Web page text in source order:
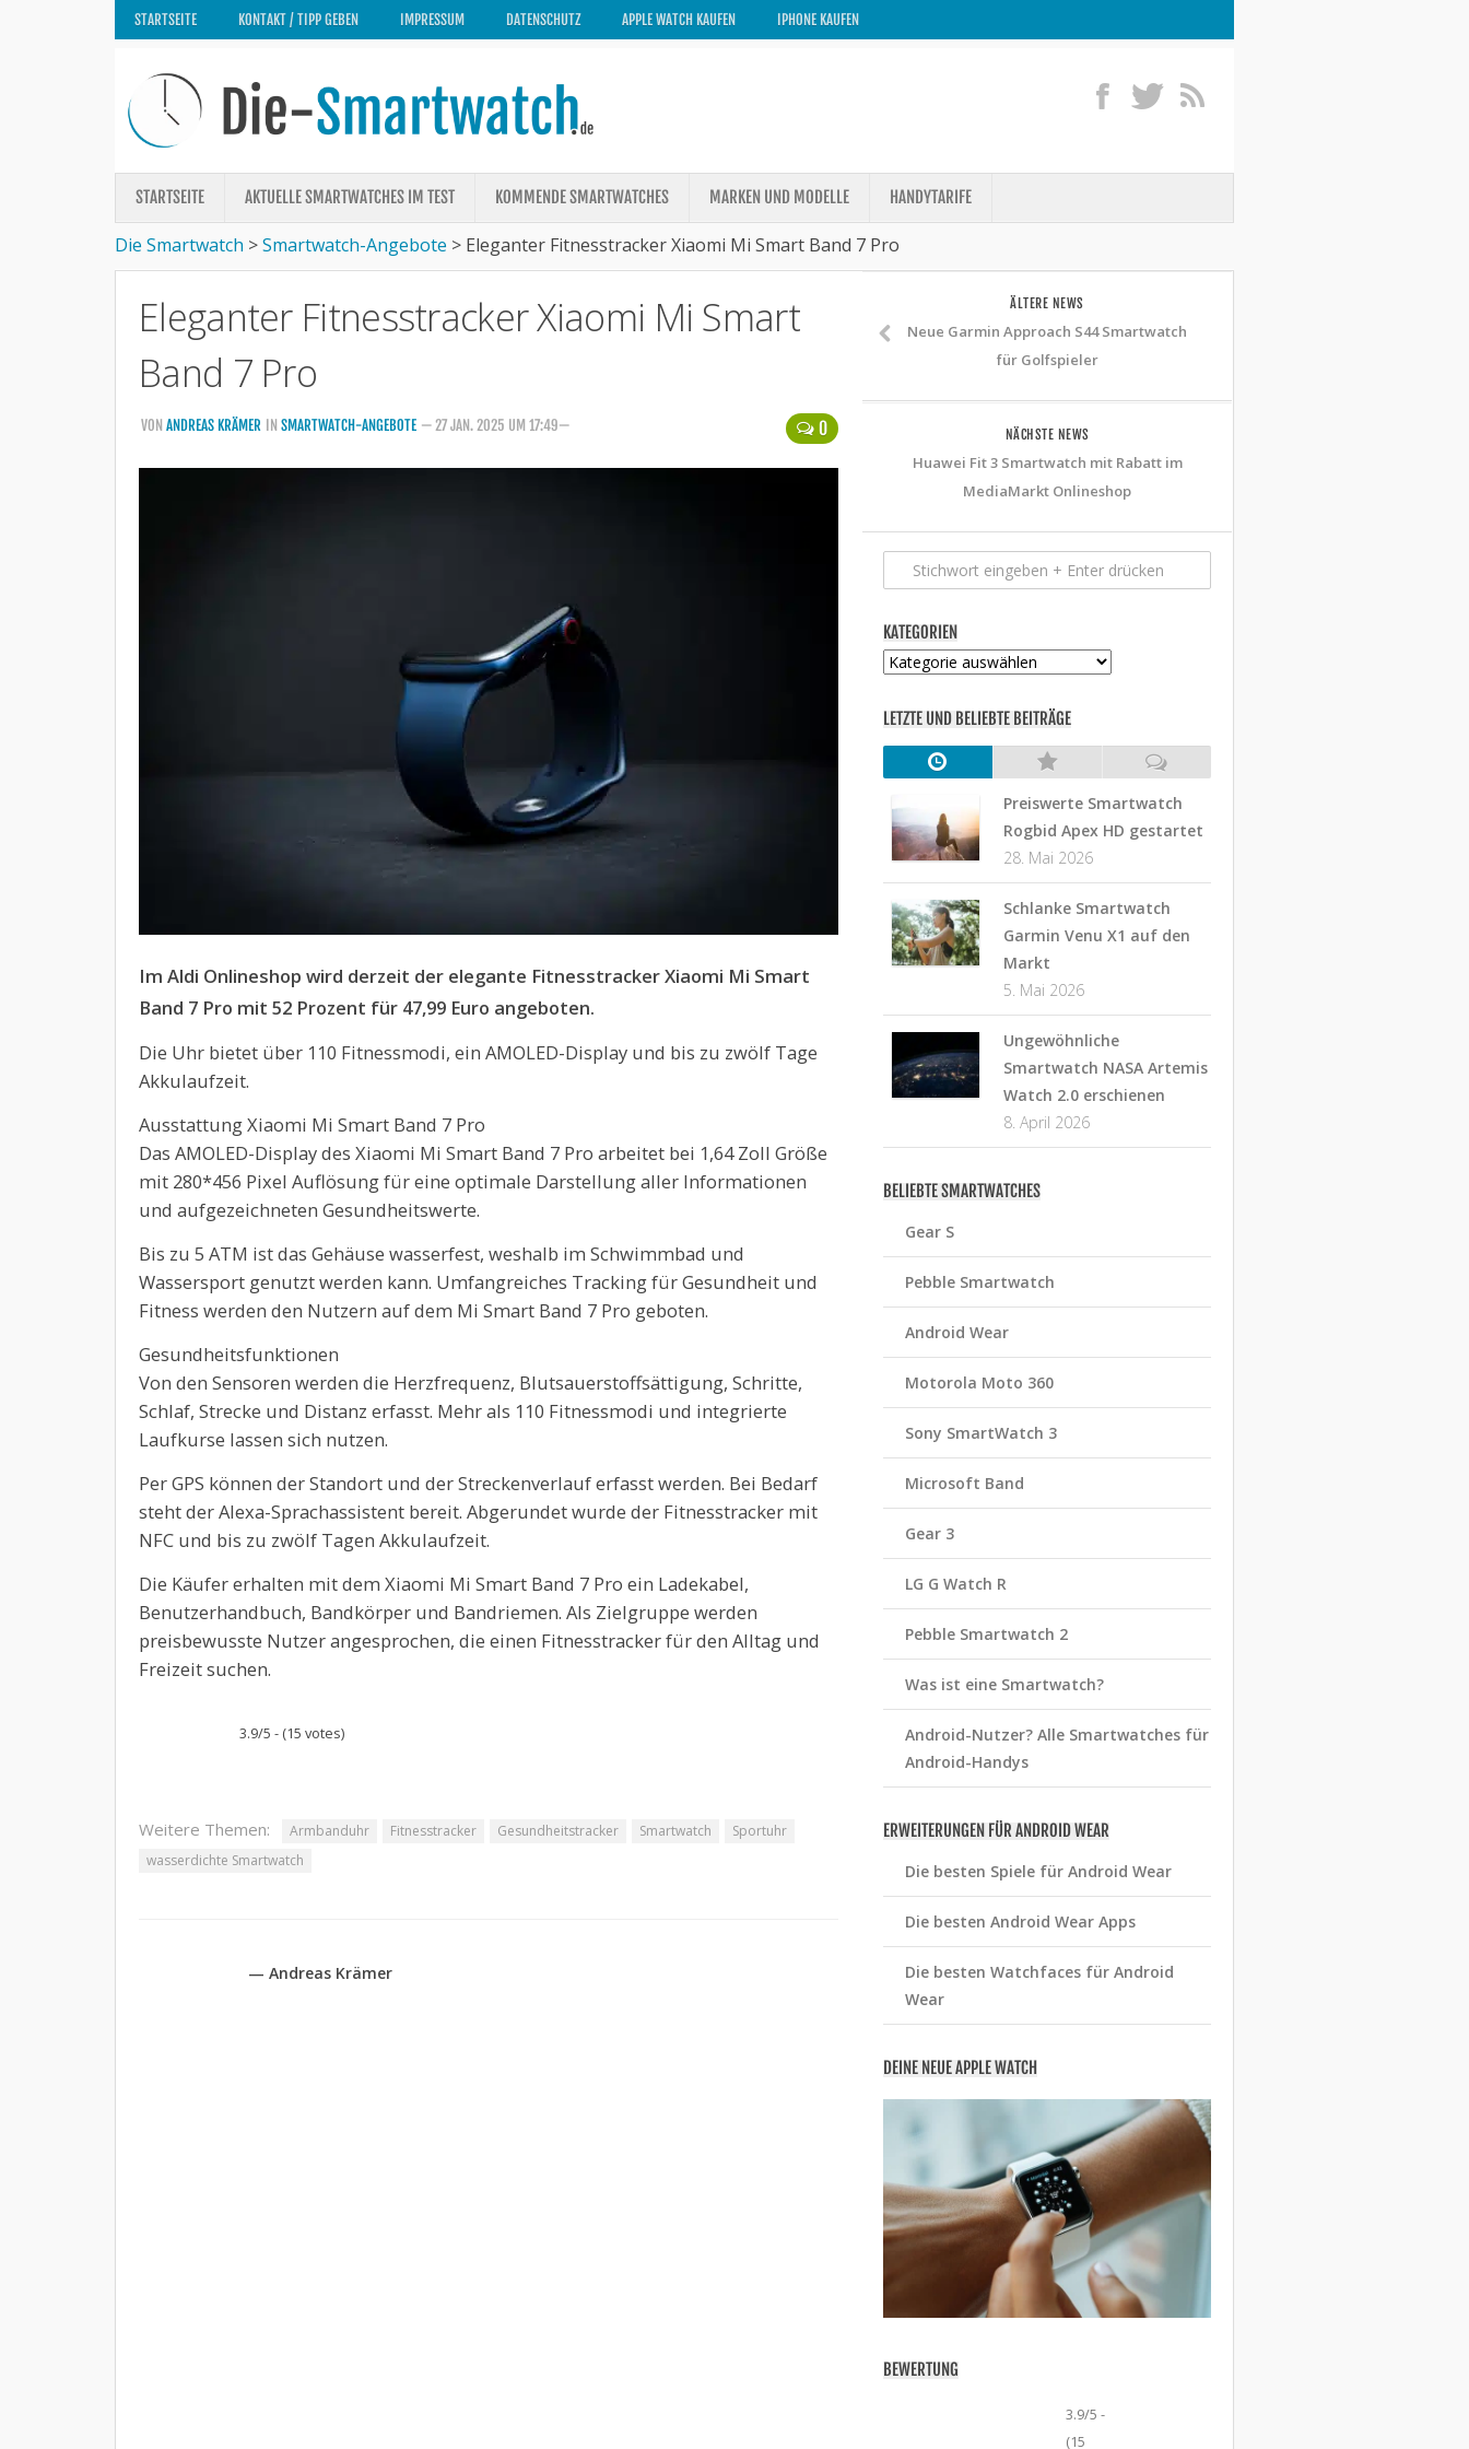
STARTSEITE KONTAKT / TIPP GEBEN IMPRESSUM DATENSCHUTZ APPLE WATCH KAUFEN IPHONE KAUFEN
STARTSEITE AKTUELLE SMARTWATCHES IM TEST KOMMENDE SMARTWATCHES MARKEN UND MODELLE HANDYTARIFE
Die Smartwatch >Smartwatch-Angebote > Eleganter Fitnesstracker Xiaomi Mi Smart Band 7 Pro
Eleganter Fitnesstracker Xiaomi Mi Smart
Band 7 Pro
0
VON ANDREAS KRÄMER IN SMARTWATCH-ANGEBOTE — 27 JAN. 2025 UM 17:49—
Im Aldi Onlineshop wird derzeit der elegante Fitnesstracker Xiaomi Mi Smart
Band 7 Pro mit 52 Prozent für 47,99 Euro angeboten.
Die Uhr bietet über 110 Fitnessmodi, ein AMOLED-Display und bis zu zwölf Tage
Akkulaufzeit.
Ausstattung Xiaomi Mi Smart Band 7 Pro
Das AMOLED-Display des Xiaomi Mi Smart Band 7 Pro arbeitet bei 1,64 Zoll Größe
mit 280*456 Pixel Auflösung für eine optimale Darstellung aller Informationen
und aufgezeichneten Gesundheitswerte.
Bis zu 5 ATM ist das Gehäuse wasserfest, weshalb im Schwimmbad und
Wassersport genutzt werden kann. Umfangreiches Tracking für Gesundheit und
Fitness werden den Nutzern auf dem Mi Smart Band 7 Pro geboten.
Gesundheitsfunktionen
Von den Sensoren werden die Herzfrequenz, Blutsauerstoffsättigung, Schritte,
Schlaf, Strecke und Distanz erfasst. Mehr als 110 Fitnessmodi und integrierte
Laufkurse lassen sich nutzen.
Per GPS können der Standort und der Streckenverlauf erfasst werden. Bei Bedarf
steht der Alexa-Sprachassistent bereit. Abgerundet wurde der Fitnesstracker mit
NFC und bis zu zwölf Tagen Akkulaufzeit.
Die Käufer erhalten mit dem Xiaomi Mi Smart Band 7 Pro ein Ladekabel,
Benutzerhandbuch, Bandkörper und Bandriemen. Als Zielgruppe werden
preisbewusste Nutzer angesprochen, die einen Fitnesstracker für den Alltag und
Freizeit suchen.
3.9/5 - (15 votes)
Weitere Themen: Armbanduhr Fitnesstracker Gesundheitstracker Smartwatch
Sportuhr
wasserdichte Smartwatch
— Andreas Krämer
ÄLTERE NEWS
Neue Garmin Approach S44 Smartwatch
für Golfspieler
NÄCHSTE NEWS
Huawei Fit 3 Smartwatch mit Rabatt im
MediaMarkt Onlineshop
KATEGORIEN
Kategorien
LETZTE UND BELIEBTE BEITRÄGE
Preiswerte Smartwatch
Rogbid Apex HD gestartet
28. Mai 2026
Schlanke Smartwatch
Garmin Venu X1 auf den
Markt
5. Mai 2026
Ungewöhnliche
Smartwatch NASA Artemis
Watch 2.0 erschienen
8. April 2026
BELIEBTE SMARTWATCHES
Gear S
Pebble Smartwatch
Android Wear
Motorola Moto 360
Sony SmartWatch 3
Microsoft Band
Gear 3
LG G Watch R
Pebble Smartwatch 2
Was ist eine Smartwatch?
Android-Nutzer? Alle Smartwatches für
Android-Handys
ERWEITERUNGEN FÜR ANDROID WEAR
Die besten Spiele für Android Wear
Die besten Android Wear Apps
Die besten Watchfaces für Android
Wear
DEINE NEUE APPLE WATCH
BEWERTUNG
3.9/5 -
(15